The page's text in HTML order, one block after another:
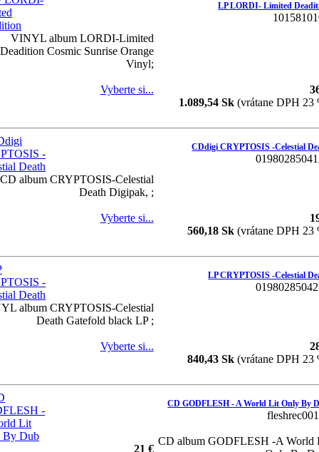
LP LORDI- Limited
VINYL album LORDI-Limited
Deadition Cosmic Sunrise Orange
Vinyl;
1.089,54 Sk (vrátane DPH 23
Vyberte si...
CDdigi CRYPTOSIS -Celestial
CD album CRYPTOSIS-Celestial
Death Digipak, ;
560,18 Sk (vrátane DPH 23
Vyberte si...
LP CRYPTOSIS -Celestial
album CRYPTOSIS-Celestial
Death Gatefold black LP ;
840,43 Sk (vrátane DPH 23
Vyberte si...
CD GODFLESH - A World Lit Only By
CD album GODFLESH -A World
21 €